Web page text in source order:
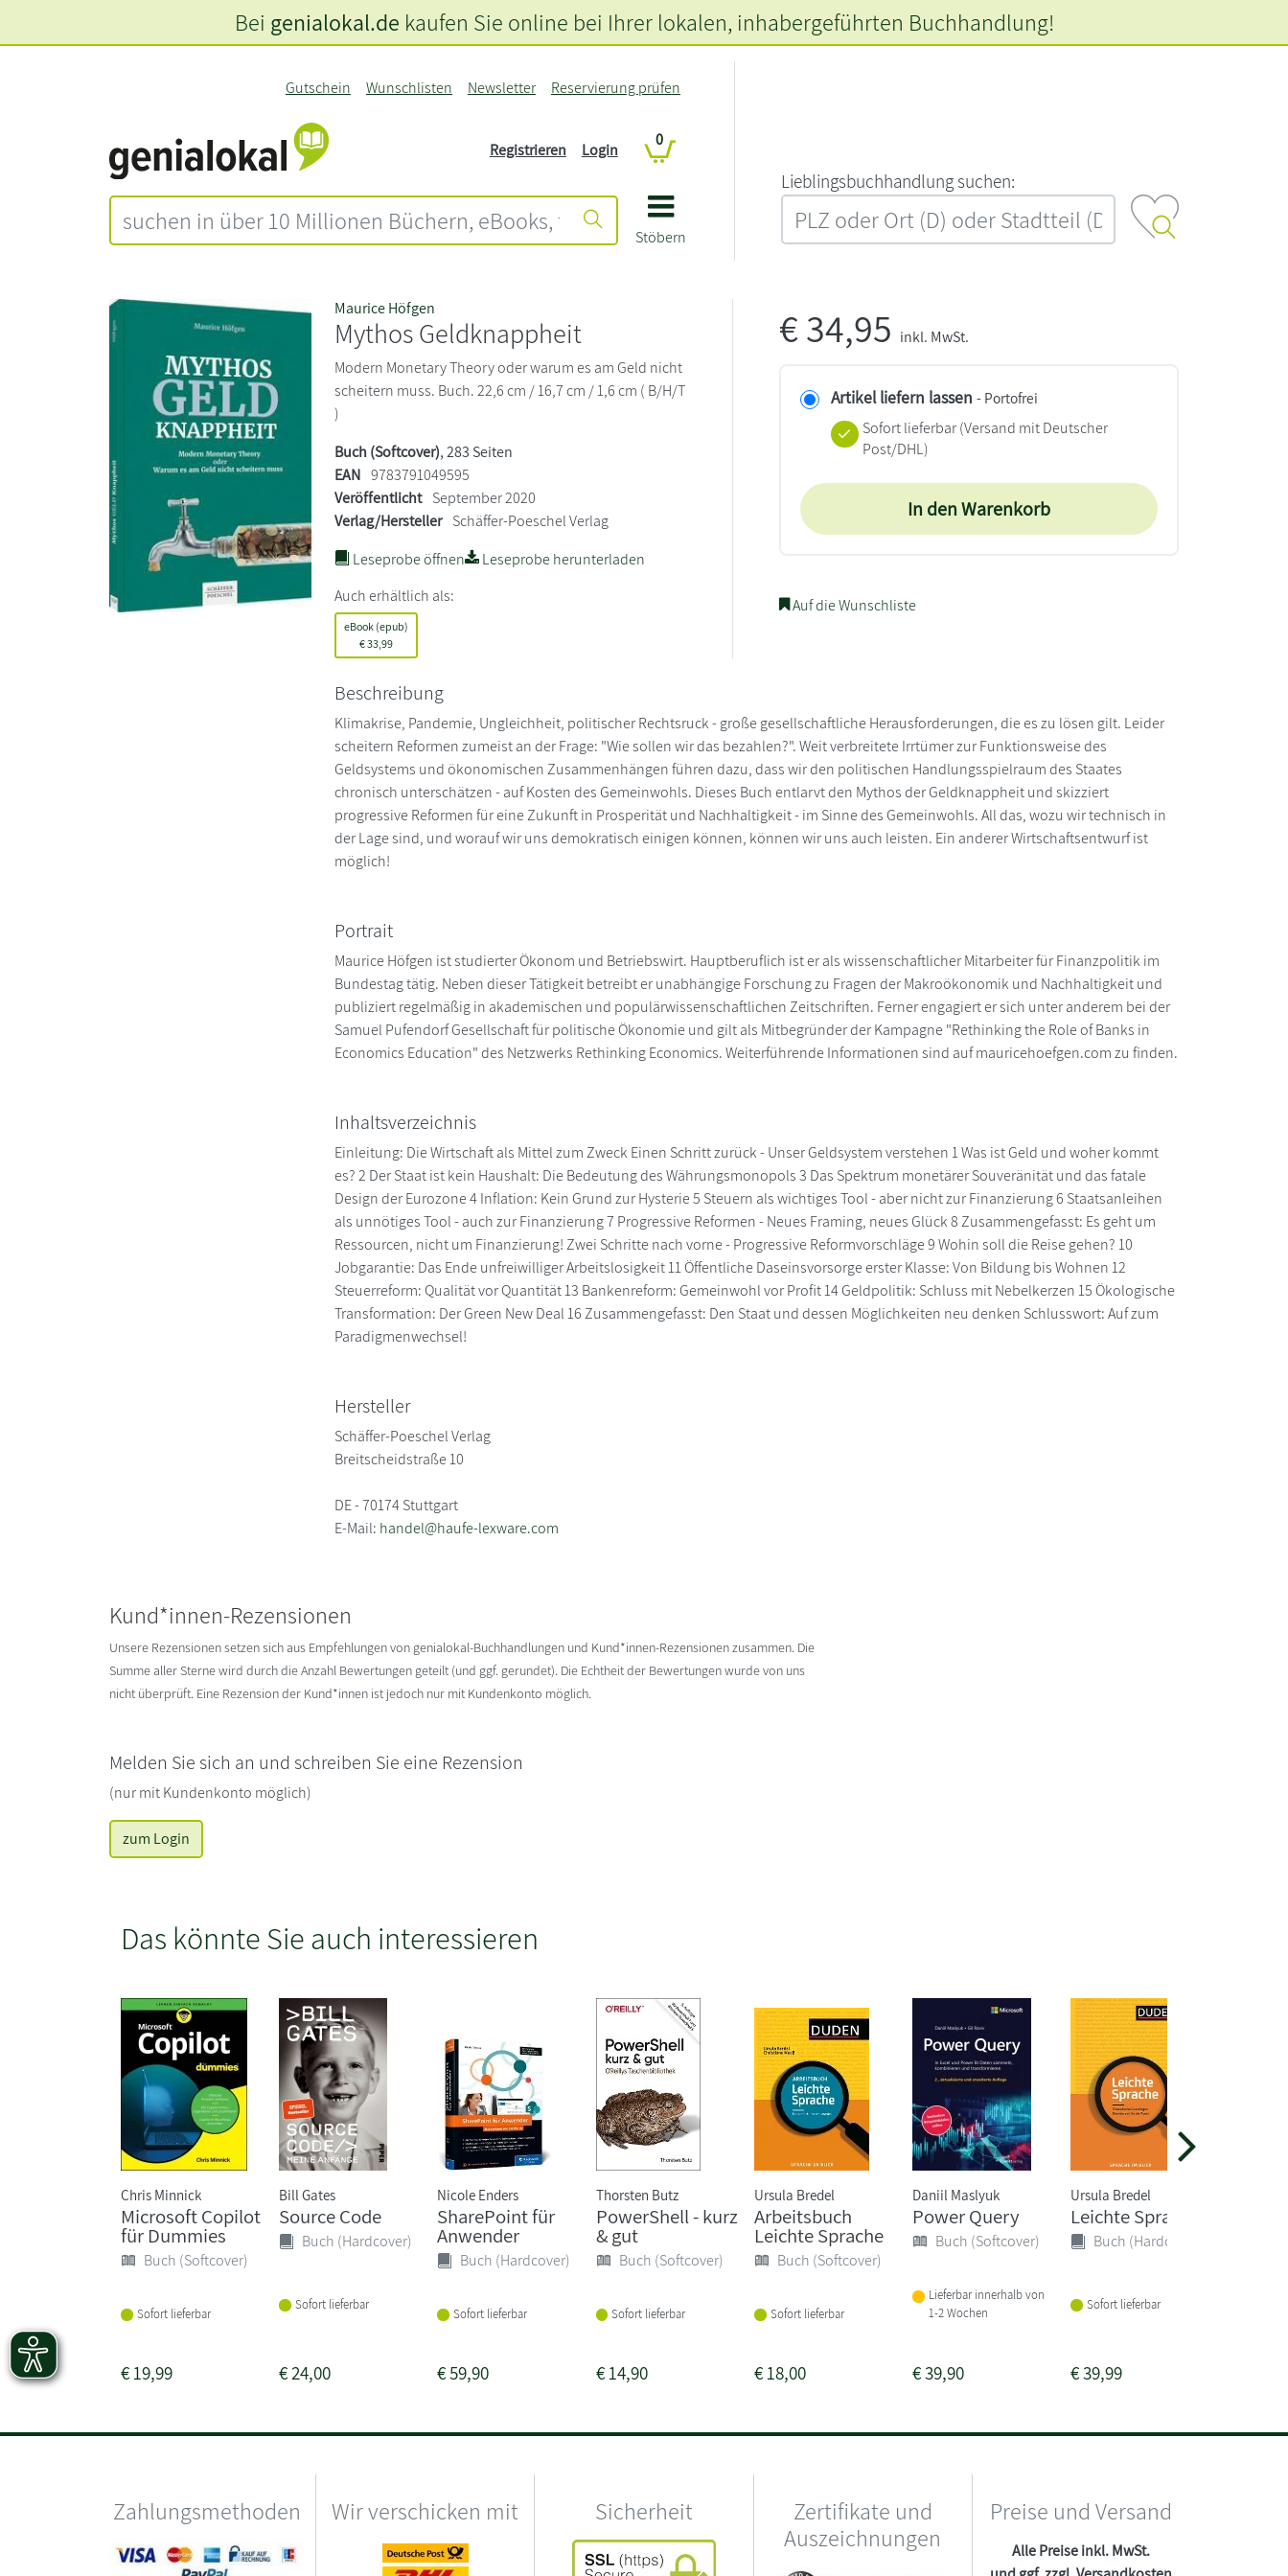
Stöbern
Gutschein Wunschlisten Newsletter Reservierung prüfen
Registrieren Login
0
L‍i‍e‍b‍l‍i‍n‍g‍s‍b‍u‍c‍h‍h‍a‍n‍d‍l‍u‍n‍g‍ ‍s‍u‍c‍h‍e‍n‍:‍
Bei genialokal.de kaufen Sie online bei Ihrer lokalen, inhabergeführten Buchhandlung!
Maurice Höfgen
Mythos Geldknappheit
Modern Monetary Theory oder warum es am Geld nicht
scheitern muss. Buch. 22,6 cm / 16,7 cm / 1,6 cm ( B/H/T
)
Buch (Softcover), 283 Seiten
EAN 9783791049595
Veröffentlicht September 2020
Verlag/Hersteller Schäffer-Poeschel Verlag
Leseprobe öffnen
Leseprobe herunterladen
Auch erhältlich als:
eBook (epub)
€33,99
€34,95 inkl. MwSt.
Artikel liefern lassen - Portofrei
Sofort lieferbar(Versand mit Deutscher
Post/DHL)
In den Warenkorb
Auf die Wunschliste
Beschreibung
Klimakrise, Pandemie, Ungleichheit, politischer Rechtsruck - große gesellschaftliche Herausforderungen, die es zu lösen gilt. Leider
scheitern Reformen zumeist an der Frage: "Wie sollen wir das bezahlen?". Weit verbreitete Irrtümer zur Funktionsweise des
Geldsystems und ökonomischen Zusammenhängen führen dazu, dass wir den politischen Handlungsspielraum des Staates
chronisch unterschätzen - auf Kosten des Gemeinwohls. Dieses Buch entlarvt den Mythos der Geldknappheit und skizziert
progressive Reformen für eine Zukunft in Prosperität und Nachhaltigkeit - im Sinne des Gemeinwohls. All das, wozu wir technisch in
der Lage sind, und worauf wir uns demokratisch einigen können, können wir uns auch leisten. Ein anderer Wirtschaftsentwurf ist
möglich!
Portrait
Maurice Höfgen ist studierter Ökonom und Betriebswirt. Hauptberuflich ist er als wissenschaftlicher Mitarbeiter für Finanzpolitik im
Bundestag tätig. Neben dieser Tätigkeit betreibt er unabhängige Forschung zu Fragen der Makroökonomik und Nachhaltigkeit und
publiziert regelmäßig in akademischen und populärwissenschaftlichen Zeitschriften. Ferner engagiert er sich unter anderem bei der
Samuel Pufendorf Gesellschaft für politische Ökonomie und gilt als Mitbegründer der Kampagne "Rethinking the Role of Banks in
Economics Education" des Netzwerks Rethinking Economics. Weiterführende Informationen sind auf mauricehoefgen.com zu finden.
Inhaltsverzeichnis
Einleitung: Die Wirtschaft als Mittel zum Zweck Einen Schritt zurück - Unser Geldsystem verstehen 1 Was ist Geld und woher kommt
es? 2 Der Staat ist kein Haushalt: Die Bedeutung des Währungsmonopols 3 Das Spektrum monetärer Souveränität und das fatale
Design der Eurozone 4 Inflation: Kein Grund zur Hysterie 5 Steuern als wichtiges Tool - aber nicht zur Finanzierung 6 Staatsanleihen
als unnötiges Tool - auch zur Finanzierung 7 Progressive Reformen - Neues Framing, neues Glück 8 Zusammengefasst: Es geht um
Ressourcen, nicht um Finanzierung! Zwei Schritte nach vorne - Progressive Reformvorschläge 9 Wohin soll die Reise gehen? 10
Jobgarantie: Das Ende unfreiwilliger Arbeitslosigkeit 11 Öffentliche Daseinsvorsorge erster Klasse: Von Bildung bis Wohnen 12
Steuerreform: Qualität vor Quantität 13 Bankenreform: Gemeinwohl vor Profit 14 Geldpolitik: Schluss mit Nebelkerzen 15 Ökologische
Transformation: Der Green New Deal 16 Zusammengefasst: Den Staat und dessen Möglichkeiten neu denken Schlusswort: Auf zum
Paradigmenwechsel!
Hersteller
Schäffer-Poeschel Verlag
Breitscheidstraße 10
DE - 70174 Stuttgart
E-Mail: handel@haufe-lexware.com
Kund*innen-Rezensionen
Unsere Rezensionen setzen sich aus Empfehlungen von genialokal-Buchhandlungen und Kund*innen-Rezensionen zusammen. Die
Summe aller Sterne wird durch die Anzahl Bewertungen geteilt (und ggf. gerundet). Die Echtheit der Bewertungen wurde von uns
nicht überprüft. Eine Rezension der Kund*innen ist jedoch nur mit Kundenkonto möglich.
Melden Sie sich an und schreiben Sie eine Rezension
(nur mit Kundenkonto möglich)
zum Login
Das könnte Sie auch interessieren
Chris Minnick
Microsoft Copilot
für Dummies
Buch (Softcover)
Sofort lieferbar
€19,99
Bill Gates
Source Code
Buch (Hardcover)
Sofort lieferbar
€24,00
Nicole Enders
SharePoint für
Anwender
Buch (Hardcover)
Sofort lieferbar
€59,90
Thorsten Butz
PowerShell - kurz
& gut
Buch (Softcover)
Sofort lieferbar
€14,90
Ursula Bredel
Arbeitsbuch
Leichte Sprache
Buch (Softcover)
Sofort lieferbar
€18,00
Daniil Maslyuk
Power Query
Buch (Softcover)
Lieferbar innerhalb von
1-2 Wochen
€39,90
Ursula Bredel
Leichte Sprache
Buch (Hardcover)
Sofort lieferbar
€39,99
Zahlungsmethoden Wir verschicken mit Sicherheit
Zertifikate und
Auszeichnungen
Preise und Versand
Alle Preise inkl. MwSt.